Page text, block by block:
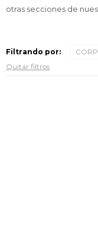
otras secciones de
Filtrando por:
Quitar filtros